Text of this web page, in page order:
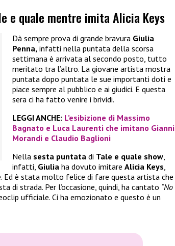
e quale mentre imita Alicia Keys
Dà sempre prova di grande bravura Giulia
Penna, infatti nella puntata della scorsa
settimana è arrivata al secondo posto, tutto
meritato tra l’altro. La giovane artista mostra
puntata dopo puntata le sue importanti doti e
piace sempre al pubblico e ai giudici. E questa
sera ci ha fatto venire i brividi.
LEGGI ANCHE: L’esibizione di Massimo
Bagnato e Luca Laurenti che imitano Gianni
Morandi e Claudio Baglioni
Nella sesta puntata di Tale e quale show,
infatti, Giulia ha dovuto imitare Alicia Keys,
Ed è stata molto felice di fare questa artista che
di strada. Per l’occasione, quindi, ha cantato “No
ufficiale. Ci ha emozionato e questo è un